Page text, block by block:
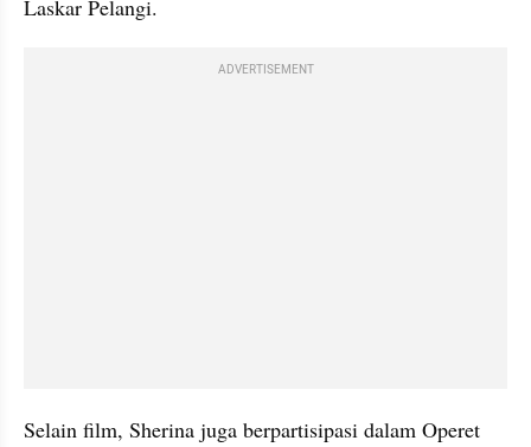
Laskar Pelangi.
ADVERTISEMENT
Selain film, Sherina juga berpartisipasi dalam Operet